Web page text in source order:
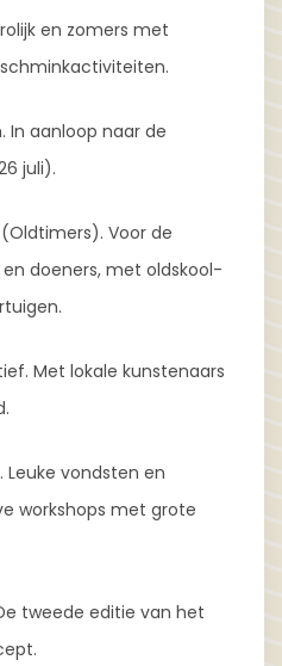
en zomers met
In aanloop naar de
juli).
Voor de
doeners, met oldskool-
Met lokale kunstenaars
Leuke vondsten en
workshops met grote
tweede editie van het